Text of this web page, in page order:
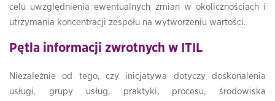
celu uwzględnienia ewentualnych zmian w okolicznościach i
utrzymania koncentracji zespołu na wytworzeniu wartości.
Pętla informacji zwrotnych w ITIL
Niezależnie od tego, czy inicjatywa dotyczy doskonalenia
usługi, grupy usług, praktyki, procesu, środowiska